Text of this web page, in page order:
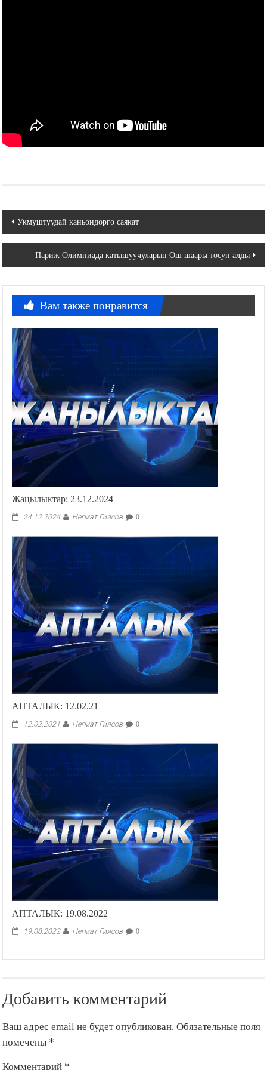
Навигация
по
записям
Укмуштуудай каньондорго саякат
Париж Олимпиада катышуучуларын Ош шаары тосуп алды
Вам также понравится
Жаңылыктар: 23.12.2024
24.12.2024 Негмат Гиясов 0
АПТАЛЫК: 12.02.21
12.02.2021 Негмат Гиясов 0
АПТАЛЫК: 19.08.2022
19.08.2022 Негмат Гиясов 0
Добавить комментарий
Ваш адрес email не будет опубликован. Обязательные поля
помечены *
Комментарий *